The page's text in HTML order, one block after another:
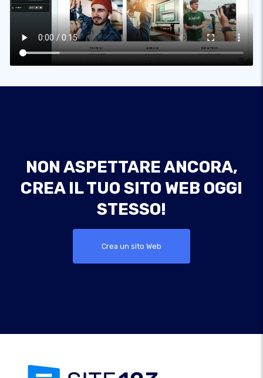
NON ASPETTARE ANCORA,
CREA IL TUO SITO WEB OGGI
STESSO!
Crea un sito Web